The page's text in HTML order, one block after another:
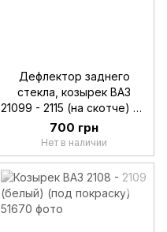
Дефлектор заднего
стекла, козырек ВАЗ
21099 - 2115 (на скотче) AV
(Voron Glass)
700 грн
Нет в наличии